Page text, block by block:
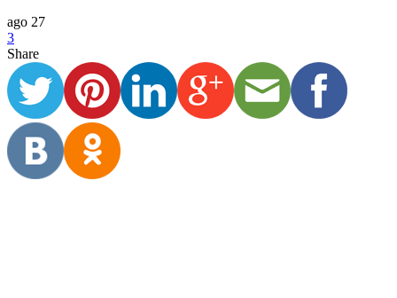
ago 27
3
Share